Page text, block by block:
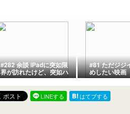
#282 余談 iPadに突如限
界が訪れたけど、突如ハ
イエンドのタブレットが
舞い降りたって話
#81 ただジジ
めしたい映画
人事件』
LINEする
はてブする